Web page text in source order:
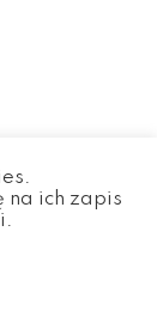
na ich zapis